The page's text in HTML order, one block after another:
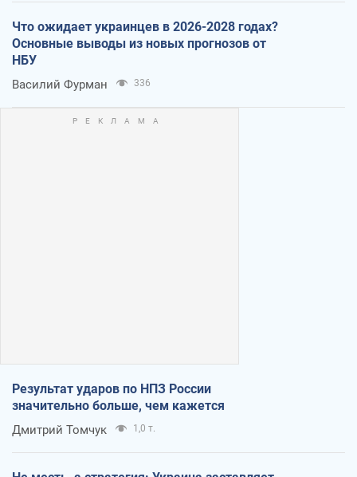
Что ожидает украинцев в 2026-2028 годах?
Основные выводы из новых прогнозов от
НБУ
Василий Фурман 336
Результат ударов по НПЗ России
значительно больше, чем кажется
Дмитрий Томчук 1,0 т.